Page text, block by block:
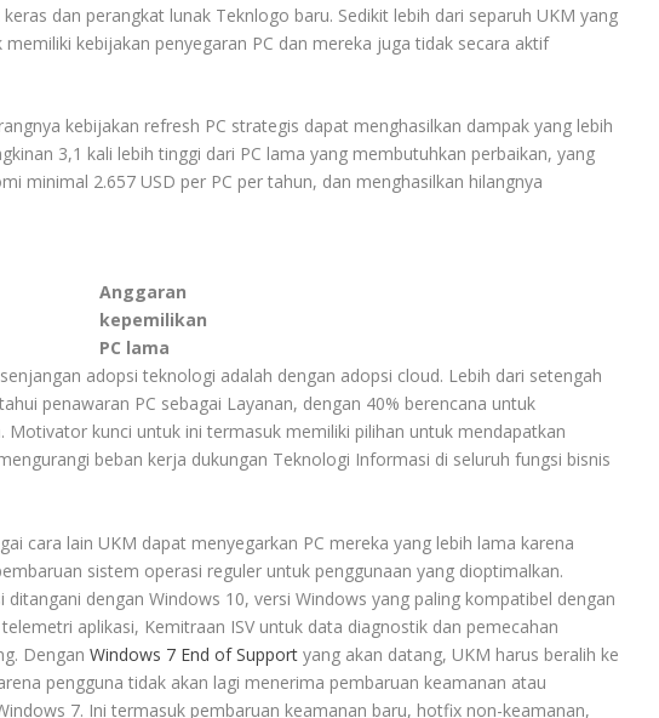
dan perangkat lunak Teknlogo baru. Sedikit lebih dari separuh UKM yang
kebijakan penyegaran PC dan mereka juga tidak secara aktif
kebijakan refresh PC strategis dapat menghasilkan dampak yang lebih
3,1 kali lebih tinggi dari PC lama yang membutuhkan perbaikan, yang
minimal 2.657 USD per PC per tahun, dan menghasilkan hilangnya
Anggaran
kepemilikan
PC lama
adopsi teknologi adalah dengan adopsi cloud. Lebih dari setengah
penawaran PC sebagai Layanan, dengan 40% berencana untuk
Motivator kunci untuk ini termasuk memiliki pilihan untuk mendapatkan
beban kerja dukungan Teknologi Informasi di seluruh fungsi bisnis
cara lain UKM dapat menyegarkan PC mereka yang lebih lama karena
sistem operasi reguler untuk penggunaan yang dioptimalkan.
dengan Windows 10, versi Windows yang paling kompatibel dengan
aplikasi, Kemitraan ISV untuk data diagnostik dan pemecahan
DenganWindows 7 End of Support yang akan datang, UKM harus beralih ke
pengguna tidak akan lagi menerima pembaruan keamanan atau
7. Ini termasuk pembaruan keamanan baru, hotfix non-keamanan,